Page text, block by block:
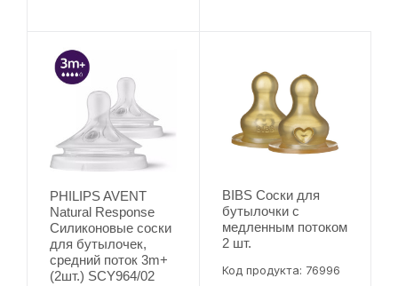
PHILIPS AVENT
Natural Response
Силиконовые соски
для бутылочек,
средний поток 3m+
(2шт.) SCY964/02
BIBS Соски для
бутылочки с
медленным потоком
2 шт.
Код продукта: 76996